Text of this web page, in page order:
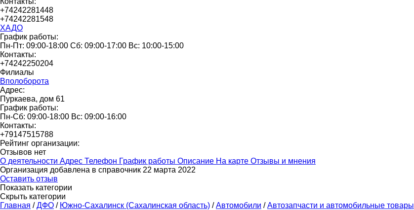
+74242281448
+74242281548
ХАДО
График работы:
Пн-Пт: 09:00-18:00 Сб: 09:00-17:00 Вс: 10:00-15:00
Контакты:
+74242250204
Филиалы
Вполоборота
Адрес:
Пуркаева, дом 61
График работы:
Пн-Сб: 09:00-18:00 Вс: 09:00-16:00
Контакты:
+79147515788
Рейтинг организации:
Отзывов нет
О деятельности Адрес Телефон График работы Описание На карте Отзывы и мнения
Организация добавлена в справочник 22 марта 2022
Оставить отзыв
Показать категории
Скрыть категории
Главная / ДФО / Южно-Сахалинск (Сахалинская область) / Автомобили / Автозапчасти и автомобильные товары